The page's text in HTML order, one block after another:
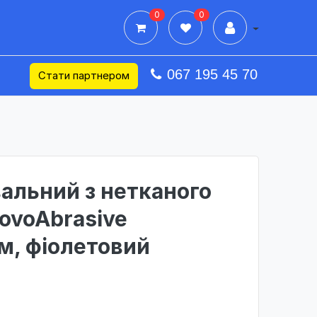
0 0
Стати партнером 067 195 45 70
з нетканого
фіолетовий